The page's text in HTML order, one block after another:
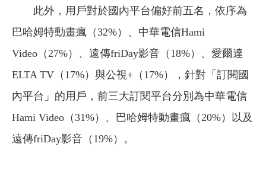
此外，用戶對於國內平台偏好前五名，依序為
巴哈姆特動畫瘋（32%）、中華電信Hami
Video（27%）、遠傳friDay影音（18%）、愛爾達
ELTA TV（17%）與公視+（17%），針對「訂閱國
內平台」的用戶，前三大訂閱平台分別為中華電信
Hami Video（31%）、巴哈姆特動畫瘋（20%）以及
遠傳friDay影音（19%）。